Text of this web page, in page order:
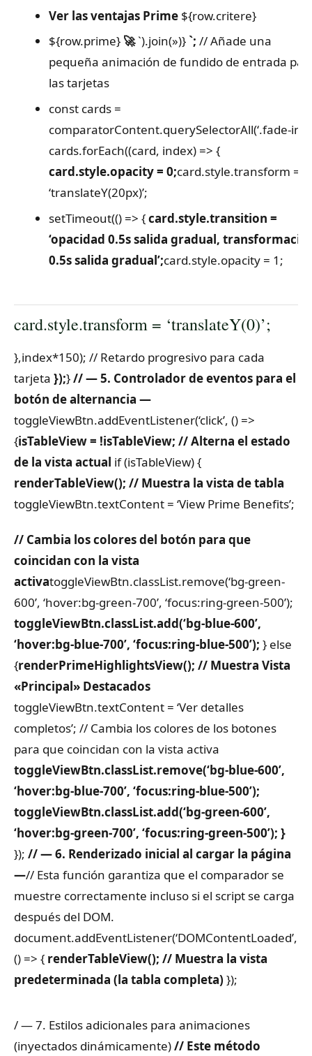
Ver las ventajas Prime${row.critere}
${row.prime} 🚀`).join(»)}`; // Añade una
pequeña animación de fundido de entrada
las tarjetas
const cards =
comparatorContent.querySelectorAll(‘.fade-in’);
cards.forEach((card, index) => {
card.style.opacity = 0;card.style.transform =
‘translateY(20px)’;
setTimeout(() => {card.style.transition =
‘opacidad 0.5s salida gradual,
0.5s salida gradual’;card.style.opacity = 1;
card.style.transform = ‘translateY(0)’;
},index*150); // Retardo progresivo para cada
tarjeta });}// — 5. Controlador de eventos para el
botón de alternancia —
toggleViewBtn.addEventListener(‘click’, () =>
{isTableView = !isTableView; // Alterna el estado
de la vista actual if (isTableView) {
renderTableView(); // Muestra la vista de tabla
toggleViewBtn.textContent = ‘View Prime Benefits’;
// Cambia los colores del botón para que
coincidan con la vista
activatoggleViewBtn.classList.remove(‘bg-green-
600’, ‘hover:bg-green-700’, ‘focus:ring-green-500’);
toggleViewBtn.classList.add(‘bg-blue-600’,
‘hover:bg-blue-700’, ‘focus:ring-blue-500’); } else
{renderPrimeHighlightsView(); // Muestra Vista
«Principal» Destacados
toggleViewBtn.textContent = ‘Ver detalles
completos’; // Cambia los colores de los botones
para que coincidan con la vista activa
toggleViewBtn.classList.remove(‘bg-blue-600’,
‘hover:bg-blue-700’, ‘focus:ring-blue-500’);
toggleViewBtn.classList.add(‘bg-green-600’,
‘hover:bg-green-700’, ‘focus:ring-green-500’); }
}); // — 6. Renderizado inicial al cargar la página
—// Esta función garantiza que el comparador se
muestre correctamente incluso si el script se carga
después del DOM.
document.addEventListener(‘DOMContentLoaded’,
() => { renderTableView(); // Muestra la vista
predeterminada (la tabla completa) });
/ — 7. Estilos adicionales para animaciones
(inyectados dinámicamente)// Este método